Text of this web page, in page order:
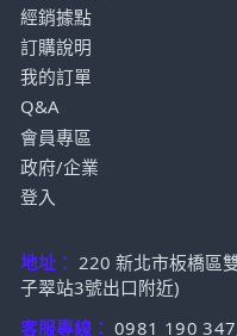
經銷據點
訂購說明
我的訂單
Q&A
會員專區
政府/企業
登入
地址： 220 新北市板橋區
子翠站3號出口附近)
客服專線： 0981 190 347